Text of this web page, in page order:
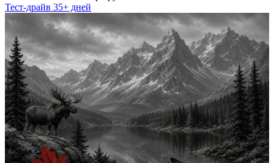
Тест-драйв 35+ дней